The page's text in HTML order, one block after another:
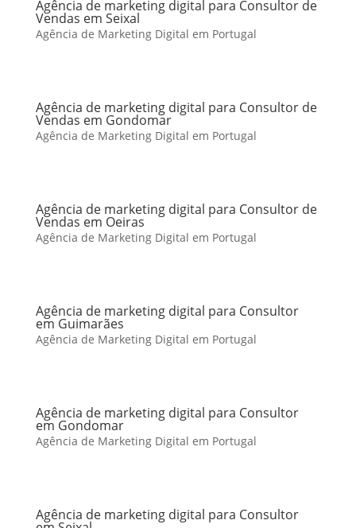
Agência de marketing digital para Consultor de
Vendas em Seixal
Agência de Marketing Digital em Portugal
Agência de marketing digital para Consultor de
Vendas em Gondomar
Agência de Marketing Digital em Portugal
Agência de marketing digital para Consultor de
Vendas em Oeiras
Agência de Marketing Digital em Portugal
Agência de marketing digital para Consultor
em Guimarães
Agência de Marketing Digital em Portugal
Agência de marketing digital para Consultor
em Gondomar
Agência de Marketing Digital em Portugal
Agência de marketing digital para Consultor